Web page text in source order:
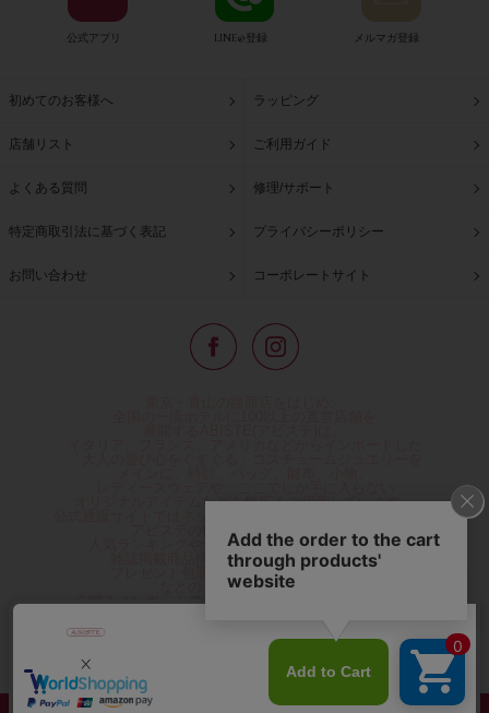
公式アプリ LINE@登録 メルマガ登録
初めてのお客様へ ラッピング
店舗リスト ご利用ガイド
よくある質問 修理/サポート
特定商取引法に基づく表記 プライバシーポリシー
お問い合わせ コーポレートサイト
オリジナルアイテムなどを幅広くご用意しています。
アビステの幅広い商品を取り揃え、
人気ランキングやテレビなどメディア着用商品、
雑誌掲載商品情報を紹介するコンテンツ、
プレゼント包装無料や独自のポイント還元
などのサービスをご提供。
心躍るインポートアクセサリーや時計、小物などで、
夢やときめきを与えられるよう願っています。
◆ギフトラッピング無料/11,000円以上のご注文で送料無料◆